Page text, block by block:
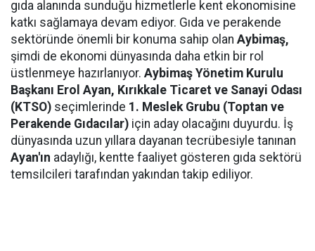
gıda alanında sunduğu hizmetlerle kent ekonomisine
katkı sağlamaya devam ediyor. Gıda ve perakende
sektöründe önemli bir konuma sahip olan Aybimaş,
şimdi de ekonomi dünyasında daha etkin bir rol
üstlenmeye hazırlanıyor. Aybimaş Yönetim Kurulu
Başkanı Erol Ayan, Kırıkkale Ticaret ve Sanayi Odası
(KTSO) seçimlerinde 1. Meslek Grubu (Toptan ve
Perakende Gıdacılar) için aday olacağını duyurdu. İş
dünyasında uzun yıllara dayanan tecrübesiyle tanınan
Ayan'ın adaylığı, kentte faaliyet gösteren gıda sektörü
temsilcileri tarafından yakından takip ediliyor.